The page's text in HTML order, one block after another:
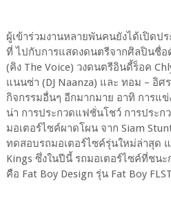
ผู้เข้าร่วมงานหลายพันคนยังได้เปิดป
ที่ ไปกับการแสดงดนตรีจากศิลปินชื่อ
(คิง The Voice) วงดนตรีอินดี้ร็อค
แนนซ่า (DJ Naanza) และ ทอม – อิ
กิจกรรมอื่นๆ อีกมากมาย อาทิ การแ
น่า การประกวดแฟชั่นโชว์ การประก
มอเตอร์ไซค์ผาดโผน จาก Siam
ทดสอบรถมอเตอร์ไซค์รุ่นใหม่ล่าสุด
Kings ซึ่งในปีนี้ รถมอเตอร์ไซค์ที่ชนะ
คือ Fat Boy Design รุ่น Fat Boy